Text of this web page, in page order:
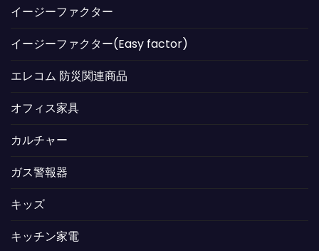
イージーファクター
イージーファクター(Easy factor)
エレコム 防災関連商品
オフィス家具
カルチャー
ガス警報器
キッズ
キッチン家電